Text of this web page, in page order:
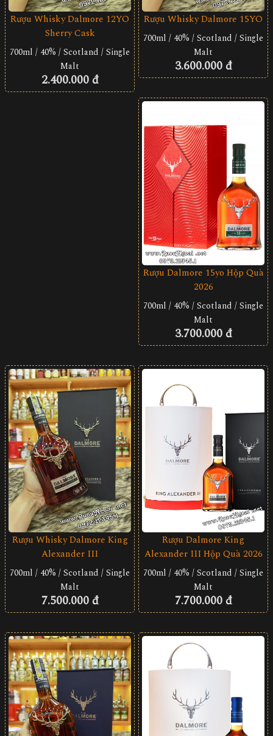
Rượu Whisky Dalmore 12YO
Sherry Cask
700ml / 40% / Scotland / Single
Malt
2.400.000 đ
Rượu Whisky Dalmore 15YO
700ml / 40% / Scotland / Single
Malt
3.600.000 đ
Rượu Dalmore 15yo Hộp Quà
2026
700ml / 40% / Scotland / Single
Malt
3.700.000 đ
Rượu Whisky Dalmore King
Alexander III
700ml / 40% / Scotland / Single
Malt
7.500.000 đ
Rượu Dalmore King
Alexander III Hộp Quà 2026
700ml / 40% / Scotland / Single
Malt
7.700.000 đ